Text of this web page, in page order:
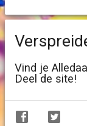
Vind je
Deel de site!